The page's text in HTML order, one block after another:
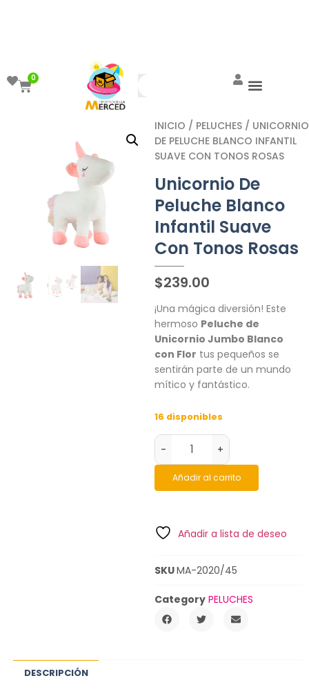
0
INICIO / PELUCHES / UNICORNIO
DE PELUCHE BLANCO INFANTIL
SUAVE CON TONOS ROSAS
Unicornio De
Peluche Blanco
Infantil Suave
Con Tonos Rosas
$239.00
¡Una mágica diversión! Este
hermoso Peluche de
Unicornio Jumbo Blanco
con Flor tus pequeños se
sentirán parte de un mundo
mítico y fantástico.
16 disponibles
- +
Añadir al carrito
Añadir a lista de deseo
SKUMA-2020/45
Category PELUCHES
DESCRIPCIÓN